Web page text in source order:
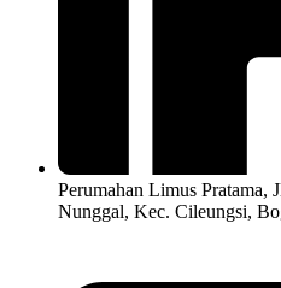
Perumahan Limus
Nunggal, Kec. Cileungsi,